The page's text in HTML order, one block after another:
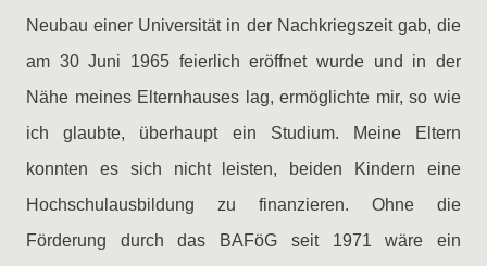
Neubau einer Universität in der Nachkriegszeit gab, die
am 30 Juni 1965 feierlich eröffnet wurde und in der
Nähe meines Elternhauses lag, ermöglichte mir, so wie
ich glaubte, überhaupt ein Studium. Meine Eltern
konnten es sich nicht leisten, beiden Kindern eine
Hochschulausbildung zu finanzieren. Ohne die
Förderung durch das BAFöG seit 1971 wäre ein